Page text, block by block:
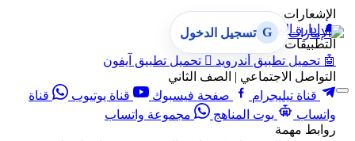
الإشعارات
🔔 إدارة الإشعارات
التطبيقات
🤖 تحميل تطبيق أندرويد  تحميل تطبيق آيفون
التواصل الاجتماعي | الصف الثاني
قناة تيليجرام
صفحة فيسبوك قناة يوتيوب
قناة
واتساب
بوت المناهج
مجموعة واتساب
روابط مهمة
G تسجيل الدخول